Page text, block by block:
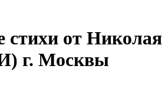
стихи от
г. Москвы